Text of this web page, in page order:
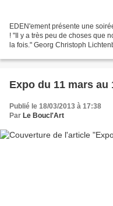
EDEN'ement présente une
! "Il y a très peu de choses que
la fois." Georg Christoph
Expo du 11 mars au
Publié le 18/03/2013 à 17:38
Par Le Boucl'Art